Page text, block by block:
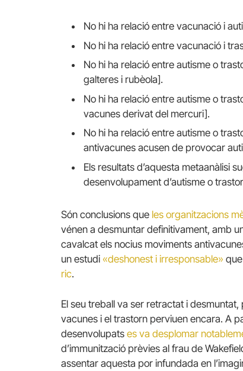
No hi ha relació entre vacunació i
No hi ha relació entre vacunació i
No hi ha relació entre autisme o
galteres i rubèola].
No hi ha relació entre autisme o
vacunes derivat del mercuri].
No hi ha relació entre autisme o
antivacunes acusen de provocar
Els resultats d’aquesta metaanàlisi
desenvolupament d’autisme o
Són conclusions que les organitzacions
vénen a desmuntar definitivament, amb
cavalcat els nocius moviments
un estudi «deshonest i irresponsable»
ric.
El seu treball va ser retractat i
vacunes i el trastorn perviuen encara. A
desenvolupats es va desplomar
d’immunització prèvies al frau de
assentar aquesta por infundada en